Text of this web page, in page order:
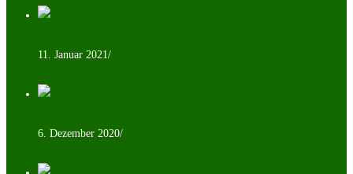
11. Januar 2021/
6. Dezember 2020/